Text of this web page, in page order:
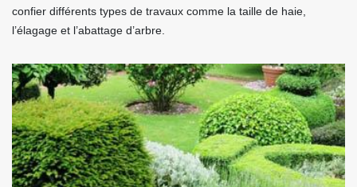
confier différents types de travaux comme la taille de haie,
l’élagage et l’abattage d’arbre.